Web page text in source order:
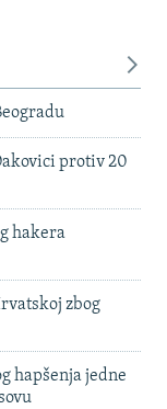
protiv 20
hakera
zbog
hapšenja jedne